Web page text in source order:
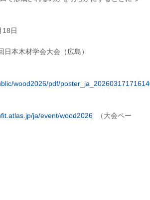
18日
日本木材学会大会（広島）
wood2026/pdf/
ja/event/wood2026 （大会ペー